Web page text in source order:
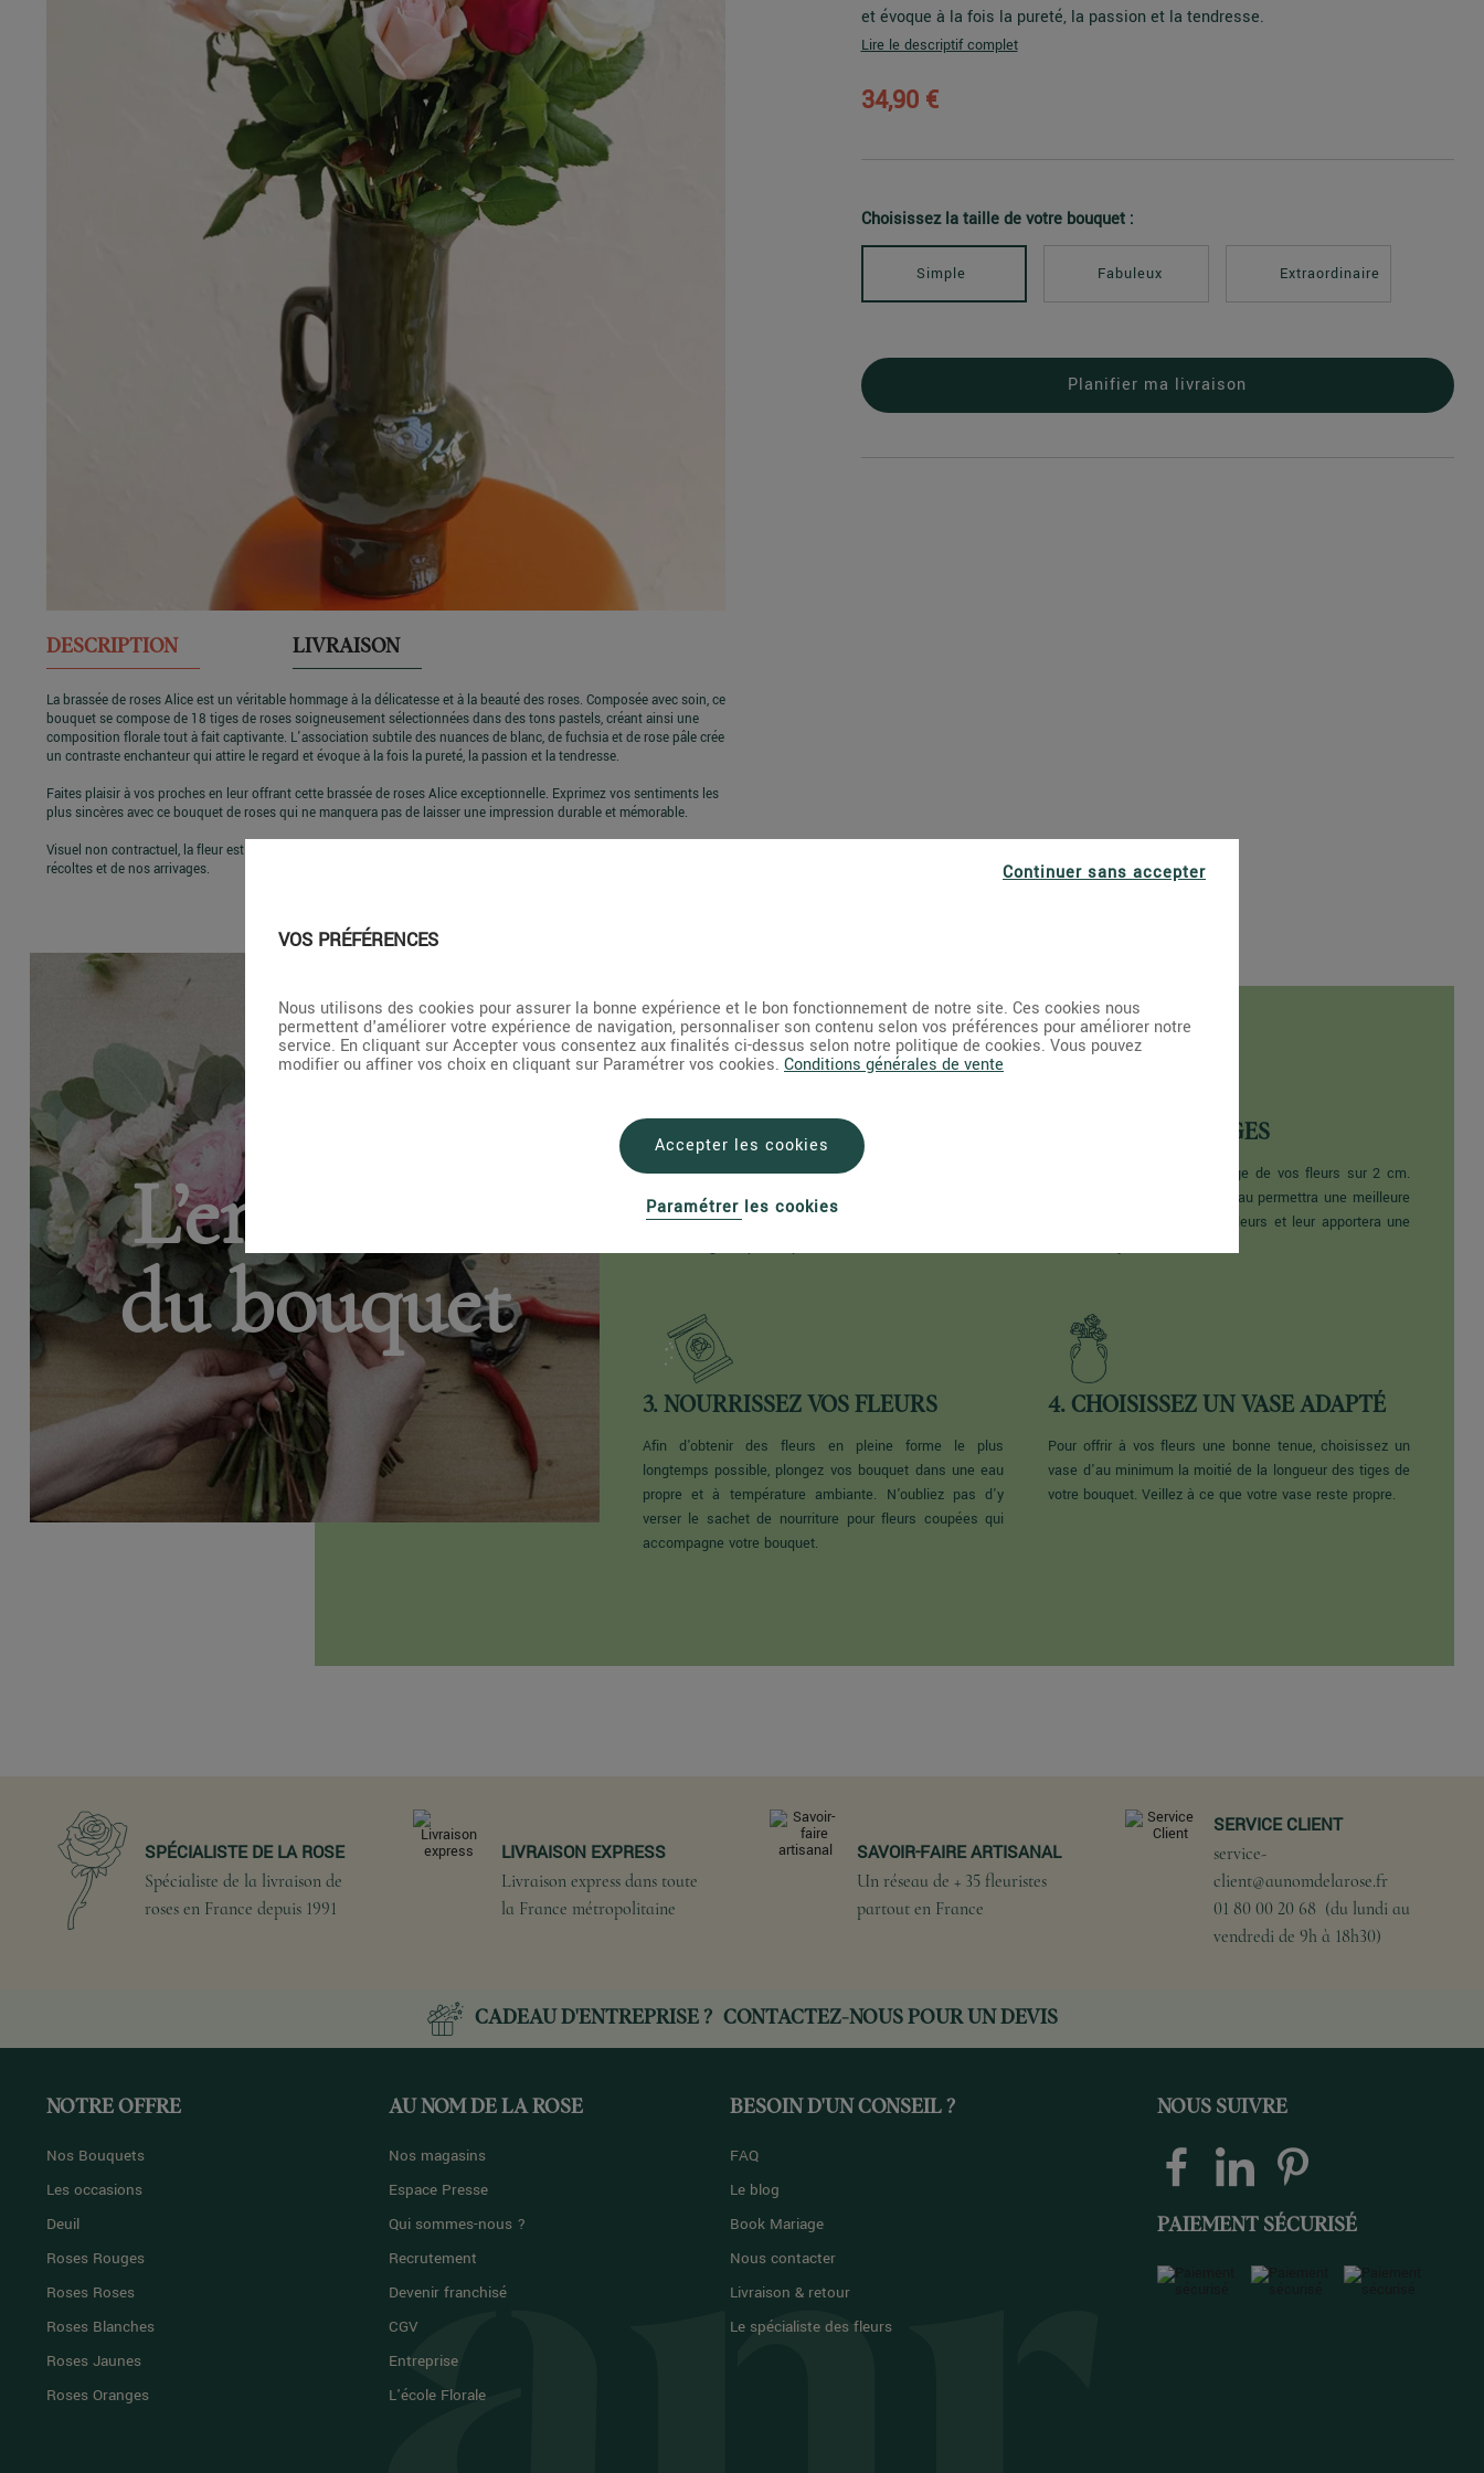
et évoque à la fois la pureté, la passion et la tendresse.
Lire le descriptif complet
34,90 €
Choisissez la taille de votre bouquet :
Simple Fabuleux Extraordinaire
Planifier ma livraison
DESCRIPTION LIVRAISON
La brassée de roses Alice est un véritable hommage à la délicatesse et à la beauté des roses. Composée avec soin, ce
bouquet se compose de 18 tiges de roses soigneusement sélectionnées dans des tons pastels, créant ainsi une
composition florale tout à fait captivante. L'association subtile des nuances de blanc, de fuchsia et de rose pâle crée
un contraste enchanteur qui attire le regard et évoque à la fois la pureté, la passion et la tendresse.
Faites plaisir à vos proches en leur offrant cette brassée de roses Alice exceptionnelle. Exprimez vos sentiments les
plus sincères avec ce bouquet de roses qui ne manquera pas de laisser une impression durable et mémorable.
Visuel non contractuel, la fleur est un produit vivant, les couleurs et les tailles peuvent varier en fonction des
récoltes et de nos arrivages.
L’entretien
du bouquet
1. TAILLEZ LES FEUILLES
Coupez les feuilles de votre bouquet qui sont
susceptibles de tremper dans l'eau. Afin d'obtenir une
coupure nette et précise, utilisez de préférence un
2. COUPEZ LES TIGES
Effectuez une coupe de la tige de vos fleurs sur 2 cm.
Une coupure nette et en biseau permettra une meilleure
absorption de l'eau par vos fleurs et leur apportera une
3. NOURRISSEZ VOS FLEURS
Afin d'obtenir des fleurs en pleine forme le plus
longtemps possible, plongez vos bouquet dans une eau
propre et à température ambiante. N'oubliez pas d'y
verser le sachet de nourriture pour fleurs coupées qui
accompagne votre bouquet.
4. CHOISISSEZ UN VASE ADAPTÉ
Pour offrir à vos fleurs une bonne tenue, choisissez un
vase d'au minimum la moitié de la longueur des tiges de
votre bouquet. Veillez à ce que votre vase reste propre.
SPÉCIALISTE DE LA ROSE
Spécialiste de la livraison de
roses en France depuis 1991
LIVRAISON EXPRESS
Livraison express dans toute
la France métropolitaine
SAVOIR-FAIRE ARTISANAL
Un réseau de + 35 fleuristes
partout en France
SERVICE CLIENT
service-
client@aunomdelarose.fr
01 80 00 20 68 (du lundi au
vendredi de 9h à 18h30)
CADEAU D'ENTREPRISE ? CONTACTEZ-NOUSPOUR UN DEVIS
NOTRE OFFRE
Nos Bouquets
Les occasions
Deuil
Roses Rouges
Roses Roses
Roses Blanches
Roses Jaunes
Roses Oranges
AU NOM DE LA ROSE
Nos magasins
Espace Presse
Qui sommes-nous ?
Recrutement
Devenir franchisé
CGV
Entreprise
L'école Florale
BESOIN D'UN CONSEIL ?
FAQ
Le blog
Book Mariage
Nous contacter
Livraison & retour
Le spécialiste des fleurs
NOUS SUIVRE
PAIEMENT SÉCURISÉ
Continuer sans accepter
VOS PRÉFÉRENCES
Nous utilisons des cookies pour assurer la bonne expérience et le bon fonctionnement de notre site. Ces cookies nous
permettent d'améliorer votre expérience de navigation, personnaliser son contenu selon vos préférences pour améliorer notre
service. En cliquant sur Accepter vous consentez aux finalités ci-dessus selon notre politique de cookies. Vous pouvez
modifier ou affiner vos choix en cliquant sur Paramétrer vos cookies. Conditions générales de vente
Accepter les cookies
Paramétrer les cookies